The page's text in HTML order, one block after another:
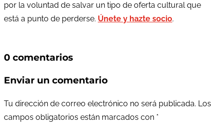
por la voluntad de salvar un tipo de oferta cultural que
está a punto de perderse. Únete y hazte socio.
0 comentarios
Enviar un comentario
Tu dirección de correo electrónico no será publicada. Los
campos obligatorios están marcados con *